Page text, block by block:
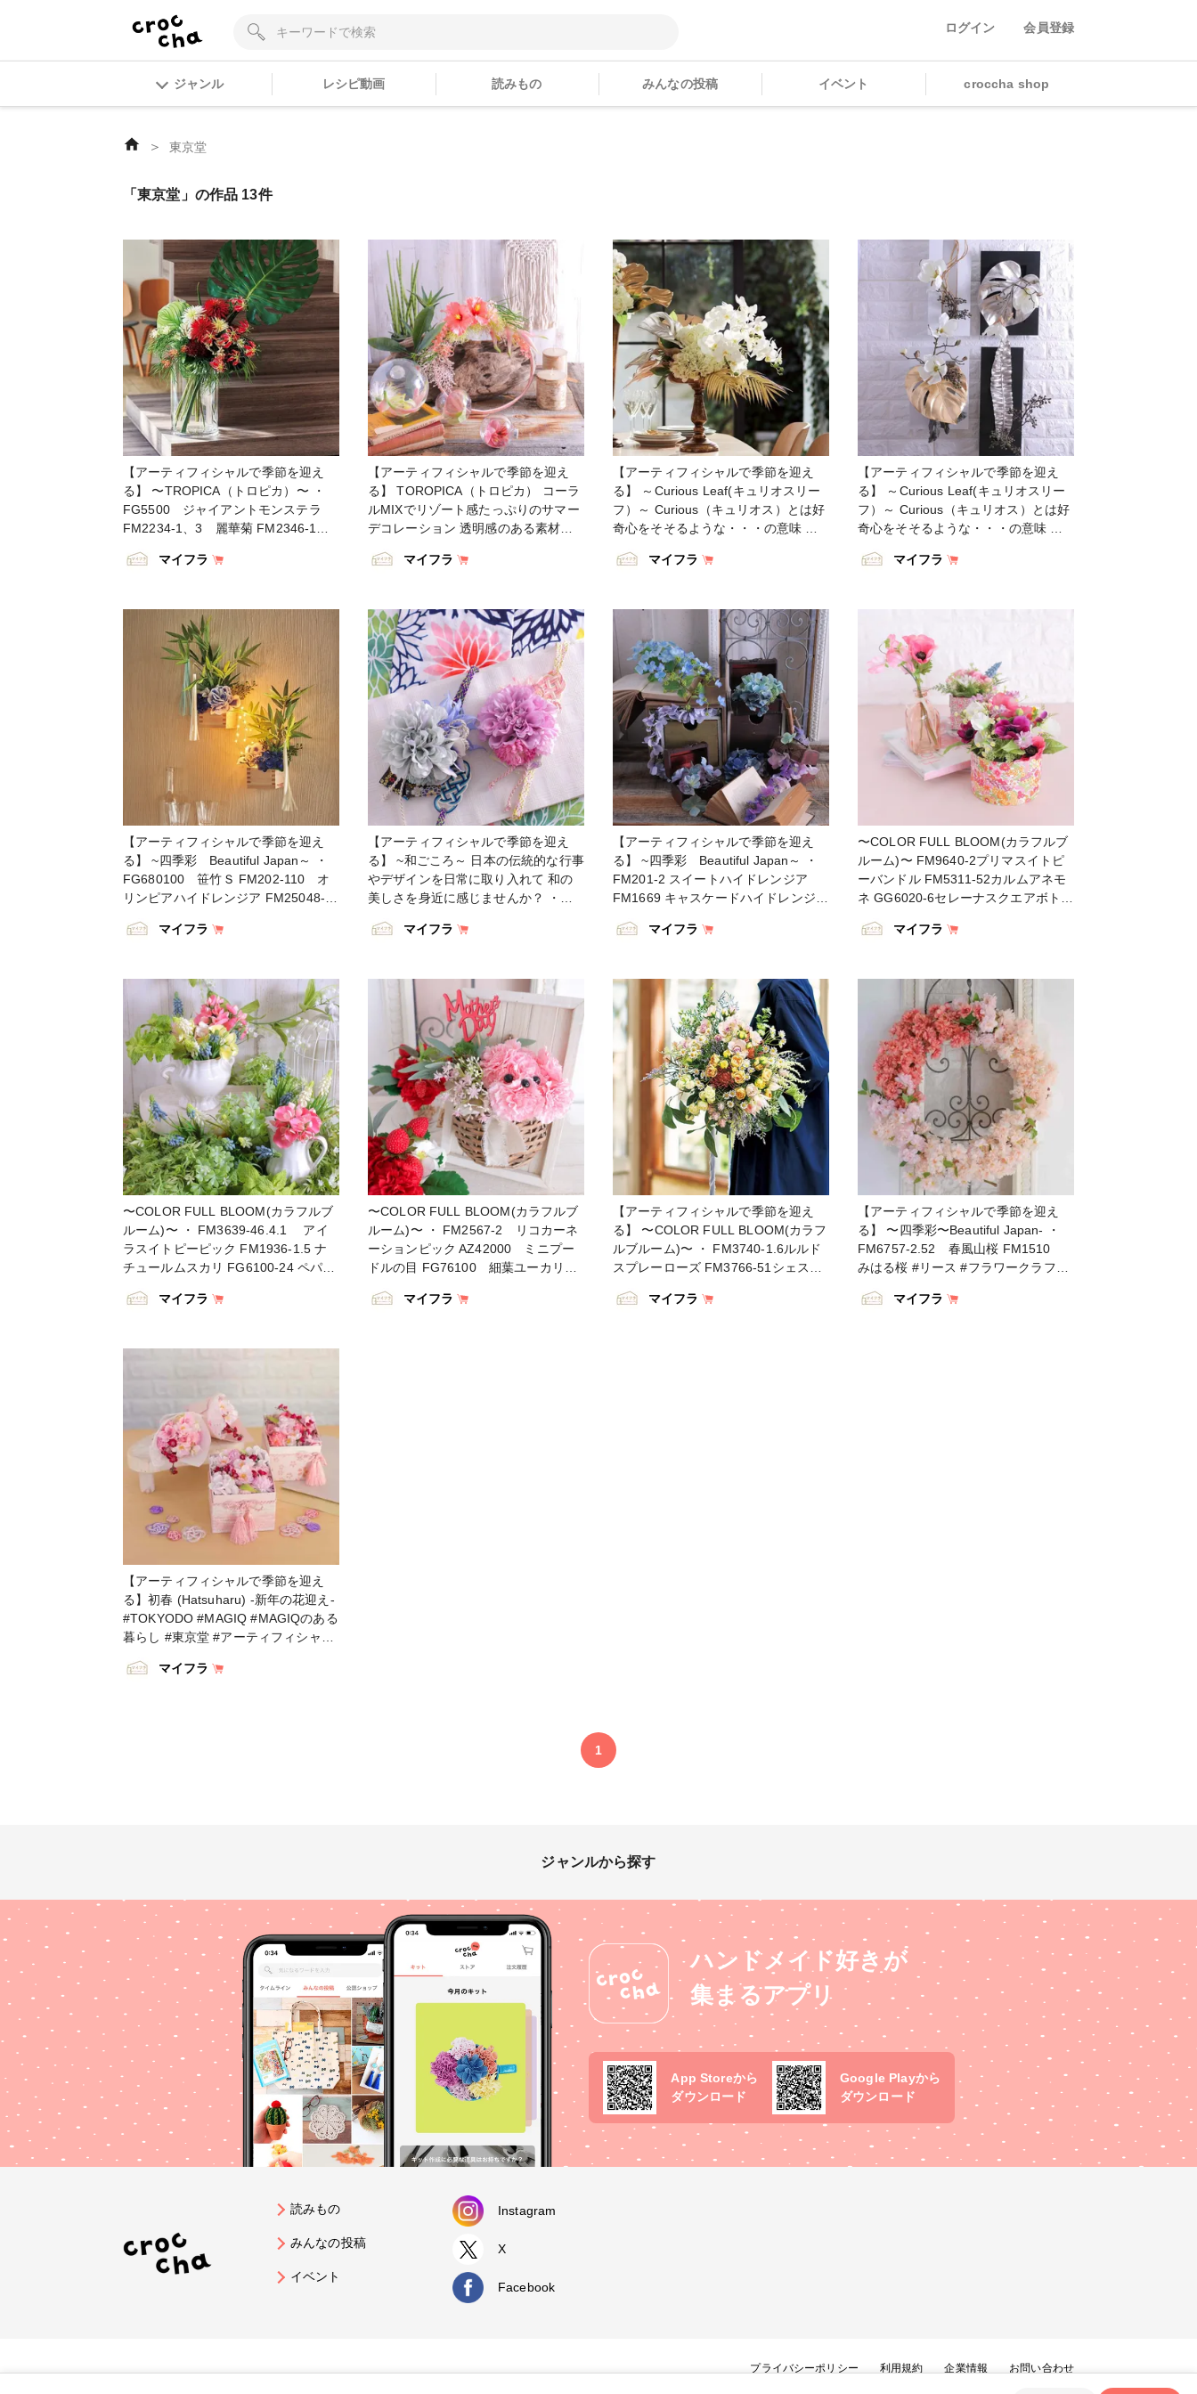
ログイン 会員登録
ジャンル レシピ動画 読みもの みんなの投稿 イベント croccha shop
＞ 東京堂
「東京堂」の作品 13件
【アーティフィシャルで季節を迎え
る】 〜TROPICA（トロピカ）〜 ・
FG5500 ジャイアントモンステラ
FM2234-1、3 麗華菊 FM2346-1、
ニエグロリオサ CC93025600 Ｐ
#MAGIQのある暮らし #東京堂 #アー
ティフィシャルフラワー #アーティフ
ィシャル #アートフラワー #造花 #花
のある暮らし #花のある生活 #花好き
な人と繋がりたい #フラワーデザイン
#フラワーアレンジメント #フラワー
アレンジ #アレンジメント #花を飾る
#ハンドメイド #インテリア #インテ
リアフラワー #artificial
#artificialflower #flowerofinstagram
#flowersoninstagram
#summerflowers #花藝 #꽃스타그램 #
조화 #フラワークラフト
マイフラ
【アーティフィシャルで季節を迎え
る】 TOROPICA（トロピカ） コーラ
ルMIXでリゾート感たっぷりのサマー
デコレーション 透明感のある素材と
・ ＦＭ1839-6 マルコスハイビスカ
FG1909-23.42 ウォーターグラスス
プレー ＦＧ5211-2 クラリティユー
カリスプレー ・ #TOKYODO
#MAGIQ #MAGIQのある暮らし #東京
堂 #アーティフィシャルフラワー #ア
ーティフィシャル #アートフラワー #
造花 #花のある暮らし #花のある生活
#花好きな人と繋がりたい #フラワー
デザイン #フラワーアレンジメント #
フラワーアレンジ #アレンジメント #
花を飾る #ハンドメイド #インテリア
#インテリアフラワー #artificial
#artificialflower #flowerofinstagram
#flowersoninstagram
#summerflowers #花藝 #꽃스타그램
#조화 #フラワークラフト
マイフラ
【アーティフィシャルで季節を迎え
る】 ～Curious Leaf(キュリオスリー
フ）～ Curious（キュリオス）とは好
奇心をそそるような・・・の意味 花
ライフラワーとも相性の良いリーフで
てください ・ FM301-1 バレリーナ
ファレノＭ FM239-1 クラリティハ
イドレンジア FX8186-18 グロリア
モンステラ FX8184-19 グロリアパ
ームリーフ CX170100 ブラッシュベ
ースＬ ・ #TOKYODO #MAGIQ
#MAGIQのある暮らし #東京堂 #アー
ティフィシャルフラワー #アーティフ
ィシャル #アートフラワー #造花 #花
のある暮らし #花のある生活 #花好き
な人と繋がりたい #フラワーデザイン
#フラワーアレンジメント #フラワー
アレンジ #アレンジメント #花を飾る
#ハンドメイド #インテリア #インテ
リアフラワー #artificial
#artificialflower #flowerofinstagram
#flowersoninstagram
#summerflowers #花藝 #꽃스타그램#
マイフラ
【アーティフィシャルで季節を迎え
る】 ～Curious Leaf(キュリオスリー
フ）～ Curious（キュリオス）とは好
奇心をそそるような・・・の意味 花
ライフラワーとも相性の良いリーフで
リアモンステラ FM3340-1 マグノリ
アセシリア FX8182-18 グロリアウ
ィロー FX8185-19 グロリアエメラ
ルドウェーブ CC680083-102、802
ウォールデコレーションＲＳ ・
#TOKYODO #MAGIQ #MAGIQのある
暮らし #東京堂 #アーティフィシャル
フラワー #アーティフィシャル #アー
トフラワー #造花 #花のある暮らし #
花のある生活 #花好きな人と繋がりた
い #フラワーデザイン #フラワーアレ
ンジメント #フラワーアレンジ #アレ
ンジメント #花を飾る #ハンドメイド
#インテリア #インテリアフラワー
#artificial #artificialflower
#flowerofinstagram
#flowersoninstagram
조화 #フラワークラフト
マイフラ
【アーティフィシャルで季節を迎え
る】 ~四季彩 Beautiful Japan～ ・
FG680100 笹竹Ｓ FM202-110 オ
リンピアハイドレンジア FM25048-
5 エリンジウムバンドル
て学べて役立つ、お花に関する動画満
載❗️ 👇👇👇
https://m.youtube.com/channel/UCyD
95_Gb0wQhvTRm9FDJnsQ ✳️【チャ
ンネル登録】お願いします🙇‍♀️ Please
subscribe to my channel ❗️ 请注册 ❗️ 채
널 등록 고마워요 😁 ・ #TOKYODO
#MAGIQ #MAGIQのある暮らし #東京
堂 #アーティフィシャルフラワー #ア
ーティフィシャル #アートフラワー #
造花 #花のある暮らし #花のある生活
#花好きな人と繋がりたい #フラワー
デザイン #フラワーアレンジメント #
フラワーアレンジ #アレンジメント #
花を飾る #ハンドメイド #インテリア
#インテリアフラワー #artificial
#artificialflower #flowerofinstagram
#flowersoninstagram
#조화 #フラワークラフト
マイフラ
【アーティフィシャルで季節を迎え
る】 ~和ごころ～ 日本の伝統的な行事
やデザインを日常に取り入れて 和の
美しさを身近に感じませんか？ ・
ク FM1817-2.5 スウィートネリネピ
花に関する動画満載❗️ 👇👇👇
https://m.youtube.com/channel/UCyD
95_Gb0wQhvTRm9FDJnsQ ✳️【チャ
ンネル登録】お願いします🙇‍♀️ Please
subscribe to my channel ❗️ 请注册 ❗️ 채
널 등록 고마워요 😁 ・ #TOKYODO
#MAGIQ #MAGIQのある暮らし #東京
堂 #アーティフィシャルフラワー #ア
ーティフィシャル #アートフラワー #
造花 #花のある暮らし #花のある生活
#花好きな人と繋がりたい #フラワー
デザイン #フラワーアレンジメント #
フラワーアレンジ #アレンジメント #
花を飾る #ハンドメイド #インテリア
#インテリアフラワー #artificial
#artificialflower #flowerofinstagram
#flowersoninstagram
#summerflowers #花藝 #꽃스타그램
マイフラ
【アーティフィシャルで季節を迎え
る】 ~四季彩 Beautiful Japan～ ・
FM201-2 スイートハイドレンジア
FM1669 キャスケードハイドレンジア
ア ＦＭ366-11 朝露あじさい ・
フラワー #アーティフィシャル# アー
トフラワー #造花 #花のある暮らし #
花のある生活 #花好きな人と繋がりた
い #フラワーデザイン #フラワーアレ
ンジメント #フラワーアレンジ #アレ
ンジメント #花を飾る #ハンドメイド
#インテリア #インテリアフラワー
#artificial #artificialflower
#flowerofinstagram
#flowersoninstagram
#summerflowers #花藝 #꽃스타그램
#조화 #フラワークラフト
マイフラ
〜COLOR FULL BLOOM(カラフルブ
ルーム)〜 FM9640-2プリマスイトピ
ーバンドル FM5311-52カルムアネモ
ネ GG6020-6セレーナスクエアボトル
ｍ #TOKYODO #MAGIQ #MAGIQの
アートフラワー #造花 #花のある暮ら
し #花のある生活 #フラワーデザイン
#フラワーアレンジメント #フラワー
アレンジ #アレンジメント #花を飾る
#インテリア #インテリアフラワー #
ハンドメイド #日々の暮らし #フラワ
ークラフト
マイフラ
〜COLOR FULL BLOOM(カラフルブ
ルーム)〜 ・ FM3639-46.4.1 アイ
ラスイトピーピック FM1936-1.5 ナ
チュールムスカリ FG6100-24 ペパー
ク FM2898 すずらんガーランド
ラワーアレンジメント #フラワーアレ
ンジ #アレンジメント #花を飾る #イ
ンテリア #インテリアフラワー #ハン
ドメイド #日々の暮らし #フラワーク
ラフト
マイフラ
〜COLOR FULL BLOOM(カラフルブ
ルーム)〜 ・ FM2567-2 リコカーネ
ーションピック AZ42000 ミニプー
ドルの目 FG76100 細葉ユーカリバ
リー FM1265-2 ララフラワーバンド
マイフラ
【アーティフィシャルで季節を迎え
る】 〜COLOR FULL BLOOM(カラフ
ルブルーム)〜 ・ FM3740-1.6ルルド
スプレーローズ FM3766-51シェスタ
クッション FM8832-11ジャルダンス
マイフラ
【アーティフィシャルで季節を迎え
る】 〜四季彩〜Beautiful Japan- ・
FM6757-2.52 春風山桜 FM1510
みはる桜 #リース #フラワークラフト
暮らし #東京堂 #アーティフィシャル
マイフラ
【アーティフィシャルで季節を迎え
る】初春 (Hatsuharu) -新年の花迎え-
#TOKYODO #MAGIQ #MAGIQのある
暮らし #東京堂 #アーティフィシャル
トフラワー #造花 #花のある暮らし #
マイフラ
1
ジャンルから探す
ハンドメイド好きが
集まるアプリ
App Storeから
ダウンロード
Google Playから
ダウンロード
読みもの
みんなの投稿
イベント
Instagram
X
Facebook
プライバシーポリシー 利用規約 企業情報 お問い合わせ